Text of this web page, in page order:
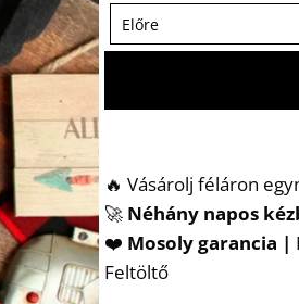
🔥 Vásárolj féláron
🚀 Néhány napos
❤️ Mosoly garancia |
Feltöltő